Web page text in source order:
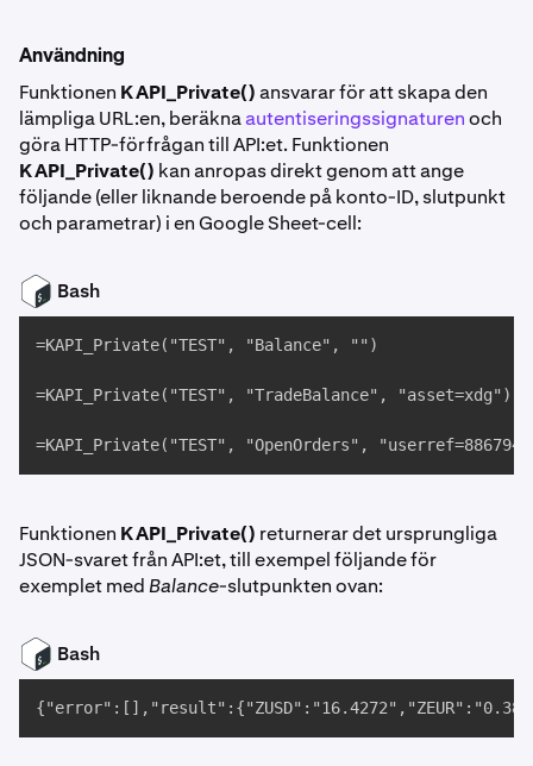
Användning
Funktionen KAPI_Private()ansvarar för att skapa den
lämpliga URL:en, beräknaautentiseringssignaturenoch
göra HTTP-förfrågan till API:et. Funktionen
KAPI_Private() kan anropas direkt genom att ange
följande (eller liknande beroende på konto-ID, slutpunkt
och parametrar) i en Google Sheet-cell:
Bash
=KAPI_Private("TEST", "Balance", "")
=KAPI_Private("TEST", "TradeBalance", "asset=xdg")
=KAPI_Private("TEST", "OpenOrders",
Funktionen KAPI_Private() returnerar det ursprungliga
JSON-svaret från API:et, till exempel följande för
exemplet medBalance-slutpunkten ovan:
Bash